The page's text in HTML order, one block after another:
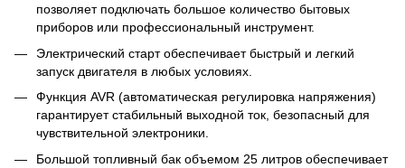
позволяет подключать большое количество бытовых
приборов или профессиональный инструмент.
Электрический старт обеспечивает быстрый и легкий
запуск двигателя в любых условиях.
Функция AVR (автоматическая регулировка напряжения)
гарантирует стабильный выходной ток, безопасный для
чувствительной электроники.
Большой топливный бак объемом 25 литров обеспечивает